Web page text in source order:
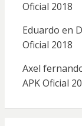
Oficial 2018
Eduardo en
Oficial 2018
Axel
APK Oficial